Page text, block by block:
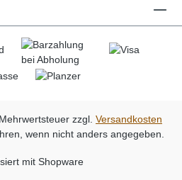
zzgl. Versandkosten
wenn nicht anders angegeben.
mit Shopware